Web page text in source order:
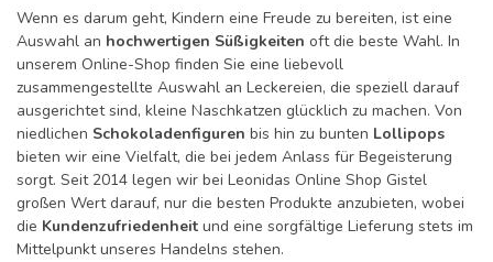
Wenn es darum geht, Kindern eine Freude zu bereiten, ist eine
Auswahl an hochwertigen Süßigkeiten oft die beste Wahl. In
unserem Online-Shop finden Sie eine liebevoll
zusammengestellte Auswahl an Leckereien, die speziell darauf
ausgerichtet sind, kleine Naschkatzen glücklich zu machen. Von
niedlichen Schokoladenfiguren bis hin zu bunten Lollipops
bieten wir eine Vielfalt, die bei jedem Anlass für Begeisterung
sorgt. Seit 2014 legen wir bei Leonidas Online Shop Gistel
großen Wert darauf, nur die besten Produkte anzubieten, wobei
die Kundenzufriedenheit und eine sorgfältige Lieferung stets im
Mittelpunkt unseres Handelns stehen.